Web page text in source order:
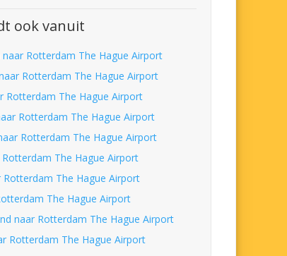
ook vanuit
Rotterdam The Hague Airport
Rotterdam The Hague Airport
Rotterdam The Hague Airport
Rotterdam The Hague Airport
Rotterdam The Hague Airport
The Hague Airport
Rotterdam The Hague Airport
The Hague Airport
naar Rotterdam The Hague Airport
Rotterdam The Hague Airport